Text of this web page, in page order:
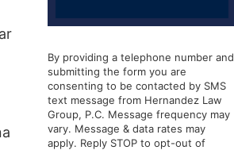
By providing a telephone number and
submitting the form you are
consenting to be contacted by SMS
text message from Hernandez Law
Group, P.C. Message frequency may
vary. Message & data rates may
apply. Reply STOP to opt-out of